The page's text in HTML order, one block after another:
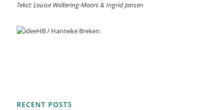
Tekst: Louise Woltering-Moors & Ingrid Jansen
RECENT POSTS